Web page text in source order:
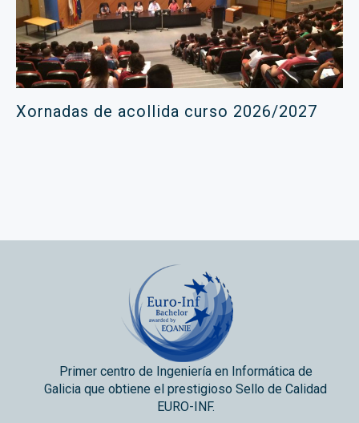
Xornadas de acollida curso 2026/2027
Primer centro de Ingeniería en Informática de
Galicia que obtiene el prestigioso Sello de Calidad
EURO-INF.